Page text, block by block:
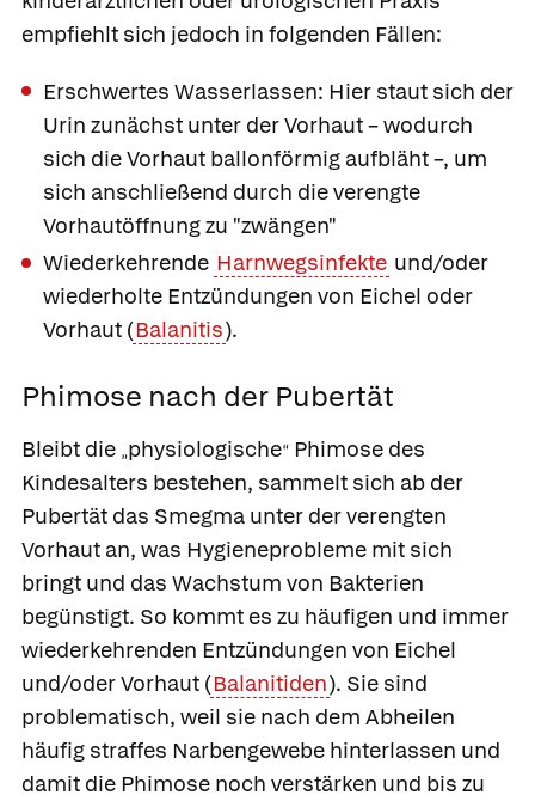
empfiehlt sich jedoch in folgenden Fällen:
Erschwertes Wasserlassen: Hier staut sich der
Urin zunächst unter der Vorhaut – wodurch
sich die Vorhaut ballonförmig aufbläht –, um
sich anschließend durch die verengte
Vorhautöffnung zu "zwängen"
Wiederkehrende Harnwegsinfekte und/oder
wiederholte Entzündungen von Eichel oder
Vorhaut (Balanitis).
Phimose nach der Pubertät
Bleibt die „physiologische“ Phimose des
Kindesalters bestehen, sammelt sich ab der
Pubertät das Smegma unter der verengten
Vorhaut an, was Hygieneprobleme mit sich
bringt und das Wachstum von Bakterien
begünstigt. So kommt es zu häufigen und immer
wiederkehrenden Entzündungen von Eichel
und/oder Vorhaut (Balanitiden). Sie sind
problematisch, weil sie nach dem Abheilen
häufig straffes Narbengewebe hinterlassen und
damit die Phimose noch verstärken und bis zu